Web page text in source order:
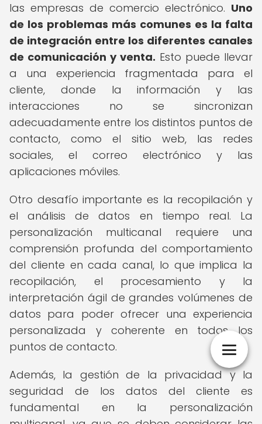
las empresas de comercio electrónico. Uno
de los problemas más comunes es la falta
de integración entre los diferentes canales
de comunicación y venta. Esto puede llevar
a una experiencia fragmentada para el
cliente, donde la información y las
interacciones no se sincronizan
adecuadamente entre los distintos puntos de
contacto, como el sitio web, las redes
sociales, el correo electrónico y las
aplicaciones móviles.
Otro desafío importante es la recopilación y
el análisis de datos en tiempo real. La
personalización multicanal requiere una
comprensión profunda del comportamiento
del cliente en cada canal, lo que implica la
recopilación, el procesamiento y la
interpretación ágil de grandes volúmenes de
datos para poder ofrecer una experiencia
personalizada y coherente en todos los
puntos de contacto.
Además, la gestión de la privacidad y la
seguridad de los datos del cliente es
fundamental en la personalización